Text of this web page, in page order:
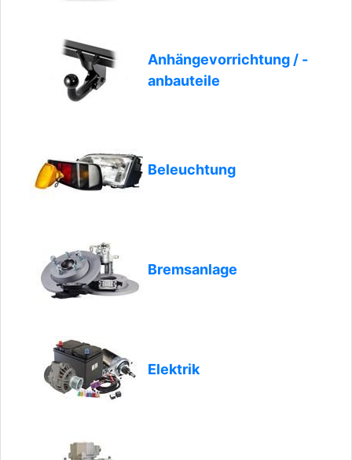
Anhängevorrichtung / -
anbauteile
Beleuchtung
Bremsanlage
Elektrik